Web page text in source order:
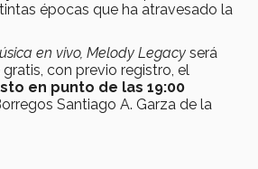
épocas que ha atravesado la
en vivo, Melody Legacy será
con previo registro, el
en punto de las 19:00
Santiago A. Garza de la